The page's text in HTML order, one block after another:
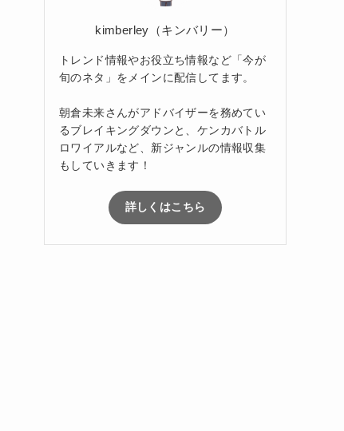
kimberley（キンバリー）
トレンド情報やお役立ち情報など「今が
旬のネタ」をメインに配信してます。
朝倉未来さんがアドバイザーを務めてい
るブレイキングダウンと、ケンカバトル
ロワイアルなど、新ジャンルの情報収集
もしていきます！
詳しくはこちら